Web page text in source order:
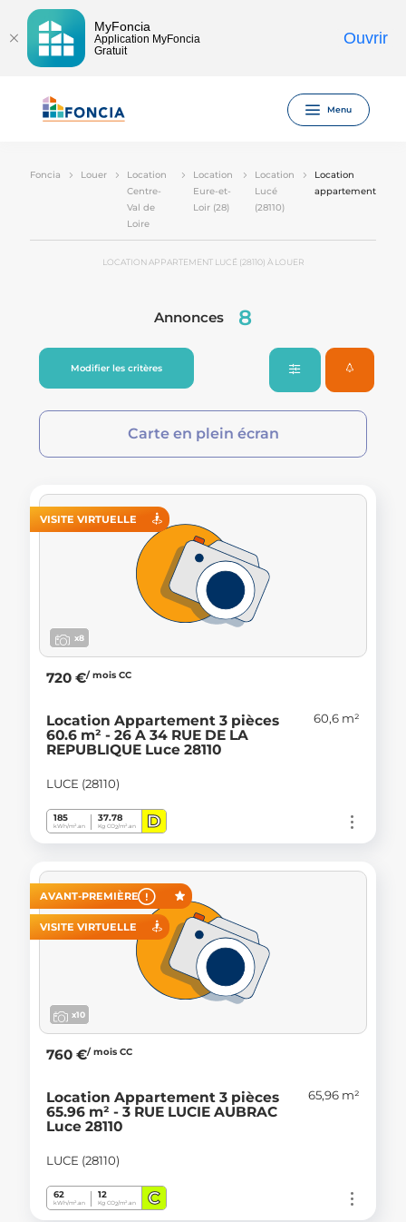
MyFoncia
Application MyFoncia
Gratuit
Ouvrir
Menu
Foncia Louer
Location
Centre-
Val de
Loire
Location
Eure-et-
Loir (28)
Location
Lucé
(28110)
Location
appartement
LOCATION APPARTEMENT LUCÉ (28110) À LOUER
Annonces 8
Modifier les critères
Carte en plein écran
VISITE VIRTUELLE
x8
720 €/ mois CC
Location Appartement 3 pièces
60.6 m² - 26 A 34 RUE DE LA
REPUBLIQUE Luce 28110
60,6 m²
LUCE (28110)
185
kWh/m².an
37.78
Kg CO2/m².an D
AVANT-PREMIÈRE
VISITE VIRTUELLE
x10
760 €/ mois CC
Location Appartement 3 pièces
65.96 m² - 3 RUE LUCIE AUBRAC
Luce 28110
65,96 m²
LUCE (28110)
62
kWh/m².an
12
Kg CO2/m².an C